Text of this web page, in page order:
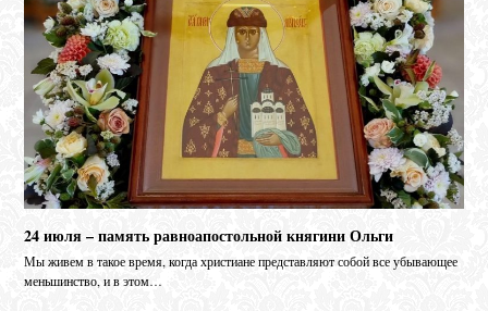
24 июля – память равноапостольной княгини Ольги
Мы живем в такое время, когда христиане представляют собой все убывающее
меньшинство, и в этом…